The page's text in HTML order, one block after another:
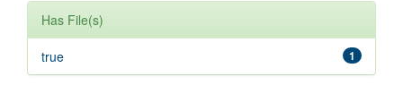
Has File(s)
1
true